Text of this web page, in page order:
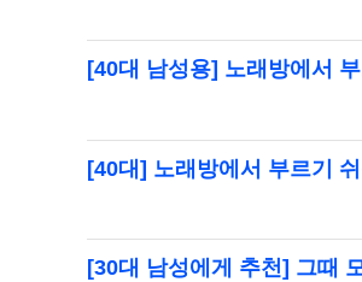
[40대 남성용] 노래방에서
[40대] 노래방에서 부르기
[30대 남성에게 추천] 그때